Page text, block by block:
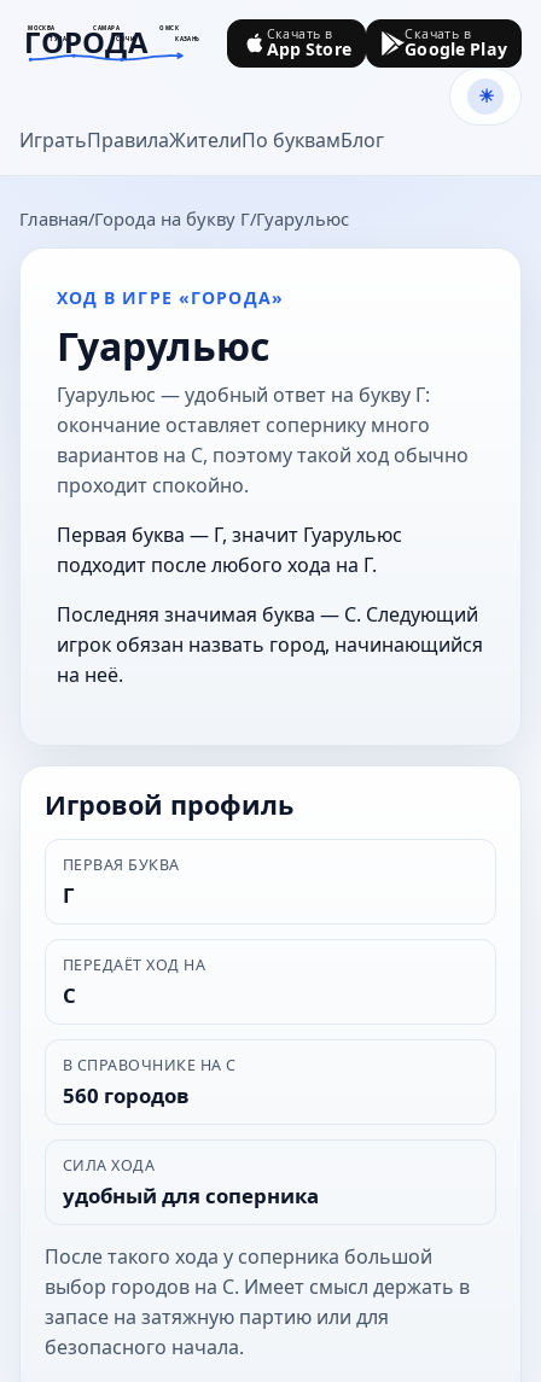
МОСКВА САМАРА
ОМСК
ТУЛА
СОЧИ КАЗАНЬ
ГОРОДА
goroda-na.ru
ИгратьПравилаЖителиПо буквамБлог
Скачать в
App Store
Скачать в
Google Play
Главная Города на букву Г Гуарульюс
ХОД В ИГРЕ «ГОРОДА»
Гуарульюс
Гуарульюс — удобный ответ на букву Г:
окончание оставляет сопернику много
вариантов на С, поэтому такой ход обычно
проходит спокойно.
Первая буква — Г, значит Гуарульюс
подходит после любого хода на Г.
Последняя значимая буква — С. Следующий
игрок обязан назвать город, начинающийся
на неё.
Игровой профиль
ПЕРВАЯ БУКВА
Г
ПЕРЕДАЁТ ХОД НА
С
В СПРАВОЧНИКЕ НА С
560 городов
СИЛА ХОДА
удобный для соперника
После такого хода у соперника большой
выбор городов на С. Имеет смысл держать в
запасе на затяжную партию или для
безопасного начала.